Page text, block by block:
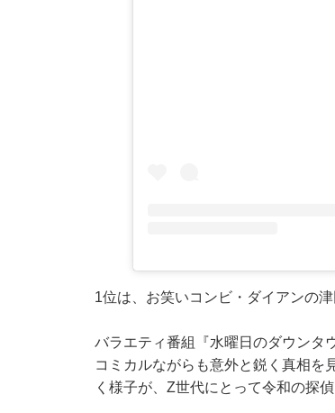
1位は、お笑いコンビ・ダイアンの津
バラエティ番組『水曜日のダウンタ
コミカルながらも意外と鋭く真相を
く様子が、Z世代にとって令和の探